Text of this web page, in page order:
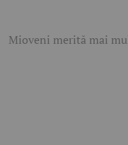
Mioveni merită mai